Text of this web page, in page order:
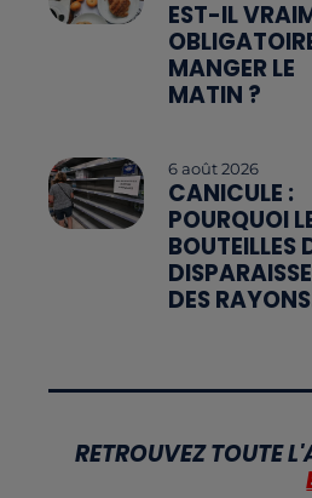
EST-IL
MANGER LE
MATIN ?
6 août 2026
CANICULE :
POURQUOI
BOUTEILLES
DES
RETROUVEZ TOUTE